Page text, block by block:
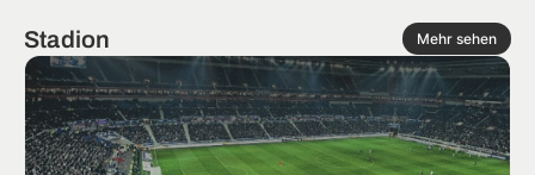
Stadion Mehr sehen